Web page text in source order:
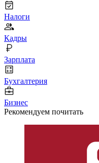
Налоги
Кадры
Зарплата
Бухгалтерия
Бизнес
Рекомендуем почитать